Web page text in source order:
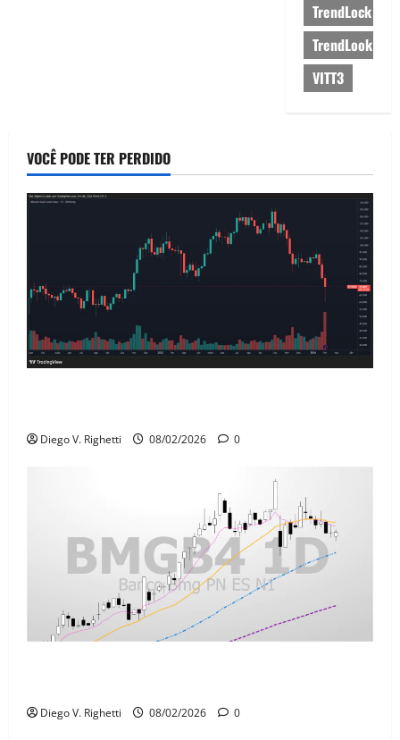
TrendLock
TrendLook
VITT3
VOCÊ PODE TER PERDIDO
Diego V. Righetti 08/02/2026 0
Diego V. Righetti 08/02/2026 0